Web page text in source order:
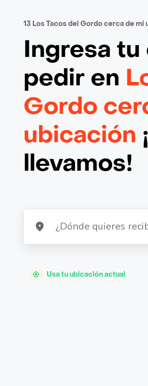
13 Los Tacos del Gordo cerca de mi
Ingresa
pedir en
Gordo
ubicación
llevamos!
Usa tu ubicación actual